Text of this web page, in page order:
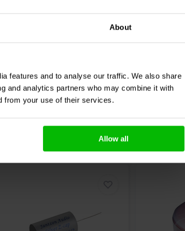
About
features and to analyse our traffic. We also share
and analytics partners who may combine it with
from your use of their services.
Allow all
mH |